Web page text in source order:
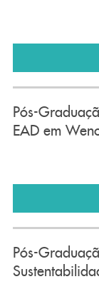
Pós-
EAD em
Pós-